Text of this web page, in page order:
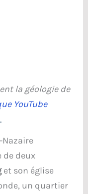
la géologie de
YouTube
Nazaire
de deux
et son église
un quartier